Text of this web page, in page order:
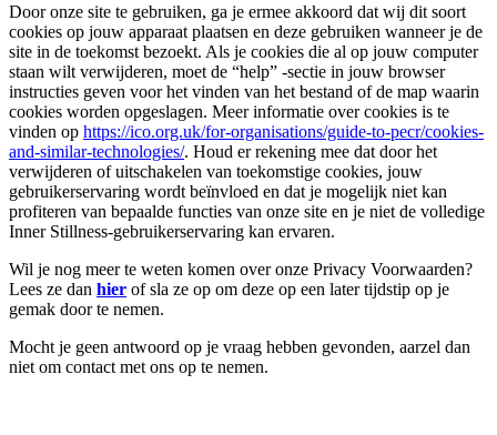
Door onze site te gebruiken, ga je ermee akkoord dat wij dit soort
cookies op jouw apparaat plaatsen en deze gebruiken wanneer je de
site in de toekomst bezoekt. Als je cookies die al op jouw computer
staan ​​wilt verwijderen, moet de “help” -sectie in jouw browser
instructies geven voor het vinden van het bestand of de map waarin
cookies worden opgeslagen. Meer informatie over cookies is te
vinden op https://ico.org.uk/for-organisations/guide-to-pecr/cookies-
and-similar-technologies/. Houd er rekening mee dat door het
verwijderen of uitschakelen van toekomstige cookies, jouw
gebruikerservaring wordt beïnvloed en dat je mogelijk niet kan
profiteren van bepaalde functies van onze site en je niet de volledige
Inner Stillness-gebruikerservaring kan ervaren.
Wil je nog meer te weten komen over onze Privacy Voorwaarden?
Lees ze dan hier of sla ze op om deze op een later tijdstip op je
gemak door te nemen.
Mocht je geen antwoord op je vraag hebben gevonden, aarzel dan
niet om contact met ons op te nemen.